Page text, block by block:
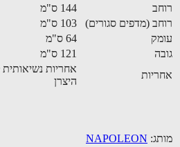
(מדפים סגורים)
103 ס"מ
היצרן
NAPOLEON